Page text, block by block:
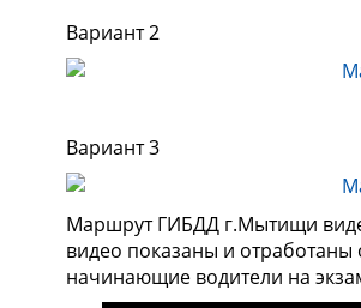
Вариант 2
Вариант 3
Маршрут ГИБДД г.Мытищи
видео показаны и
начинающие водители на